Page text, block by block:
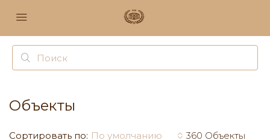
Объекты
360 Объекты
Сортировать по: По умолчанию